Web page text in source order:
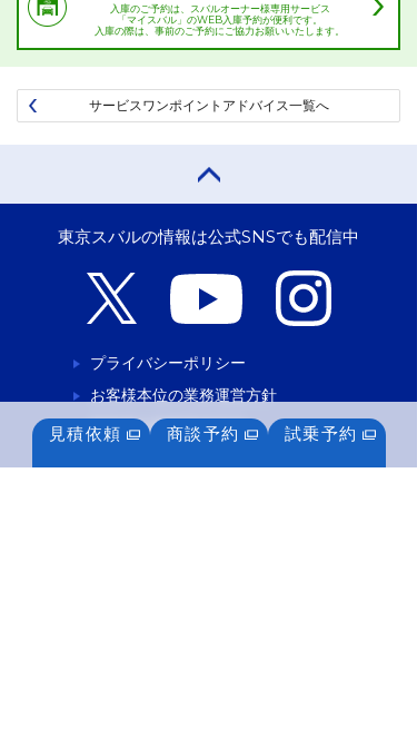
入庫のご予約は、スバルオーナー様専用サービス
「マイスバル」のWEB入庫予約が便利です。
入庫の際は、事前のご予約にご協力お願いいたします。
サービスワンポイントアドバイス一覧へ
見積依頼 商談予約 試乗予約
東京スバルの情報は公式SNSでも配信中
プライバシーポリシー
お客様本位の業務運営方針
特定個人情報基本方針